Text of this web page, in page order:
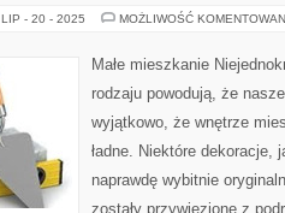
LIP - 20 - 2025 MOŻLIWOŚĆ
Małe mieszkanie
rodzaju powodują, że
wyjątkowo, że wnętrze
ładne. Niektóre dekoracje,
naprawdę wybitnie
zostały przywiezione z